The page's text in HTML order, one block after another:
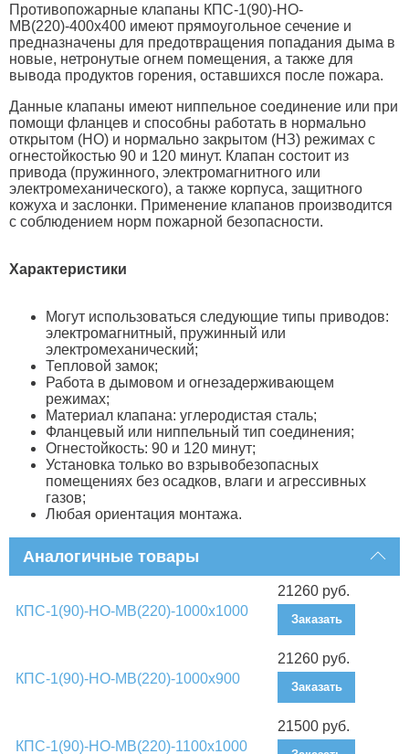
Противопожарные клапаны КПС-1(90)-НО-
МВ(220)-400х400 имеют прямоугольное сечение и
предназначены для предотвращения попадания дыма в
новые, нетронутые огнем помещения, а также для
вывода продуктов горения, оставшихся после пожара.
Данные клапаны имеют ниппельное соединение или при
помощи фланцев и способны работать в нормально
открытом (НО) и нормально закрытом (НЗ) режимах с
огнестойкостью 90 и 120 минут. Клапан состоит из
привода (пружинного, электромагнитного или
электромеханического), а также корпуса, защитного
кожуха и заслонки. Применение клапанов производится
с соблюдением норм пожарной безопасности.
Характеристики
Могут использоваться следующие типы приводов:
электромагнитный, пружинный или
электромеханический;
Тепловой замок;
Работа в дымовом и огнезадерживающем
режимах;
Материал клапана: углеродистая сталь;
Фланцевый или ниппельный тип соединения;
Огнестойкость: 90 и 120 минут;
Установка только во взрывобезопасных
помещениях без осадков, влаги и агрессивных
газов;
Любая ориентация монтажа.
Аналогичные товары
КПС-1(90)-НО-МВ(220)-1000х1000
21260 руб.
Заказать
КПС-1(90)-НО-МВ(220)-1000х900
21260 руб.
Заказать
КПС-1(90)-НО-МВ(220)-1100х1000
21500 руб.